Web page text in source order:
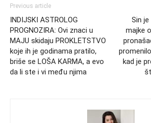
Previous article
INDIJSKI ASTROLOG
PROGNOZIRA: Ovi znaci u
MAJU skidaju PROKLETSTVO
koje ih je godinama pratilo,
briše se LOŠA KARMA, a evo
da li ste i vi među njima
Sin
majke
kad je